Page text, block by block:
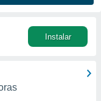
Instalar